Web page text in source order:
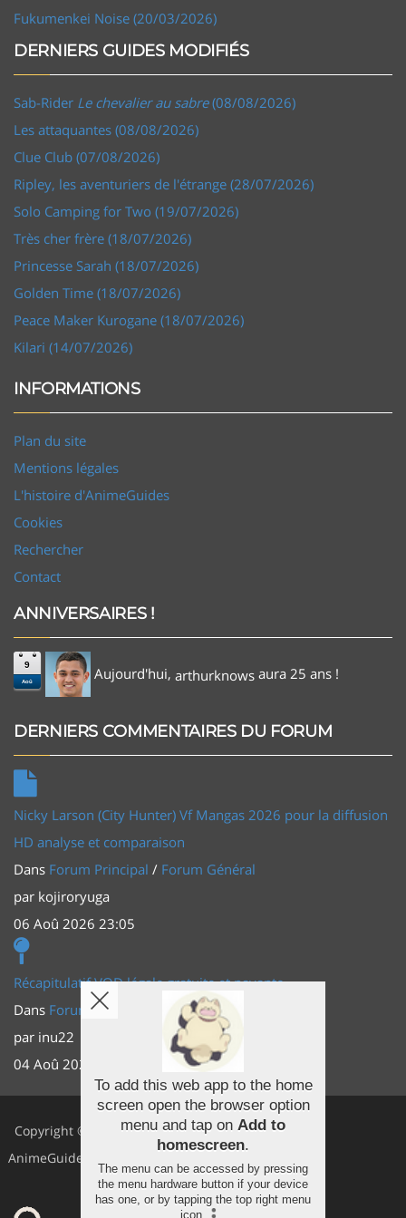
Fukumenkei Noise (20/03/2026)
DERNIERS GUIDES MODIFIÉS
Sab-Rider Le chevalier au sabre(08/08/2026)
Les attaquantes (08/08/2026)
Clue Club (07/08/2026)
Ripley, les aventuriers de l'étrange (28/07/2026)
Solo Camping for Two (19/07/2026)
Très cher frère (18/07/2026)
Princesse Sarah (18/07/2026)
Golden Time (18/07/2026)
Peace Maker Kurogane (18/07/2026)
Kilari (14/07/2026)
INFORMATIONS
Plan du site
Mentions légales
L'histoire d'AnimeGuides
Cookies
Rechercher
Contact
ANNIVERSAIRES !
9
Aoû Aujourd'hui, arthurknows aura 25 ans !
DERNIERS COMMENTAIRES DU FORUM
Nicky Larson (City Hunter) Vf Mangas 2026 pour la diffusion
HD analyse et comparaison
Dans Forum Principal / Forum Général
par kojiroryuga
06 Aoû 2026 23:05
Récapitulatif VOD légale gratuite et payante
Dans Forum Principal
Actus (TV, vidéo, web)
par inu22
04 Aoû 2026 20:30
Copyright ©
AnimeGuides
Facebook
Youtube
Twitter
To add this web app to the home
screen open the browser option
menu and tap on Add to
homescreen.
The menu can be accessed by pressing
the menu hardware button if your device
has one, or by tapping the top right menu
icon